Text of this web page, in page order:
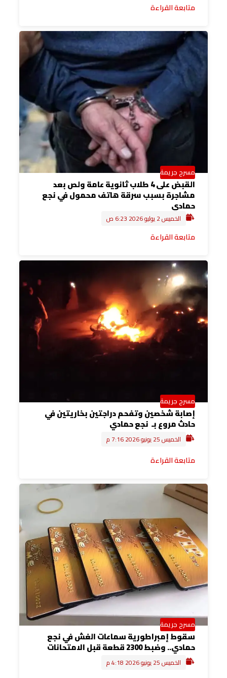
متابعة القراءة
مسرح جريمة
القبض على 4 طلاب ثانوية عامة ولص بعد
مشاجرة بسبب سرقة هاتف محمول في نجع
حمادي
الخميس 2 يوليو 2026 6:23 ص
متابعة القراءة
مسرح جريمة
إصابة شخصين وتفحم دراجتين بخاريتين في
حادث مروع بـ نجع حمادي
الخميس 25 يونيو 2026 7:16 م
متابعة القراءة
مسرح جريمة
سقوط إمبراطورية سماعات الغش في نجع
حمادي.. وضبط 2300 قطعة قبل الامتحانات
الخميس 25 يونيو 2026 4:18 م